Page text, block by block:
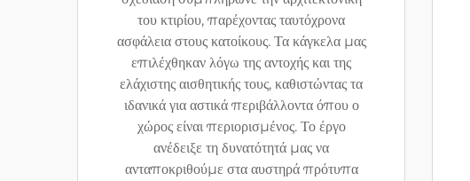
του κτιρίου, παρέχοντας ταυτόχρονα
ασφάλεια στους κατοίκους. Τα κάγκελα μας
επιλέχθηκαν λόγω της αντοχής και της
ελάχιστης αισθητικής τους, καθιστώντας τα
ιδανικά για αστικά περιβάλλοντα όπου ο
χώρος είναι περιορισμένος. Το έργο
ανέδειξε τη δυνατότητά μας να
ανταποκριθούμε στα αυστηρά πρότυπα